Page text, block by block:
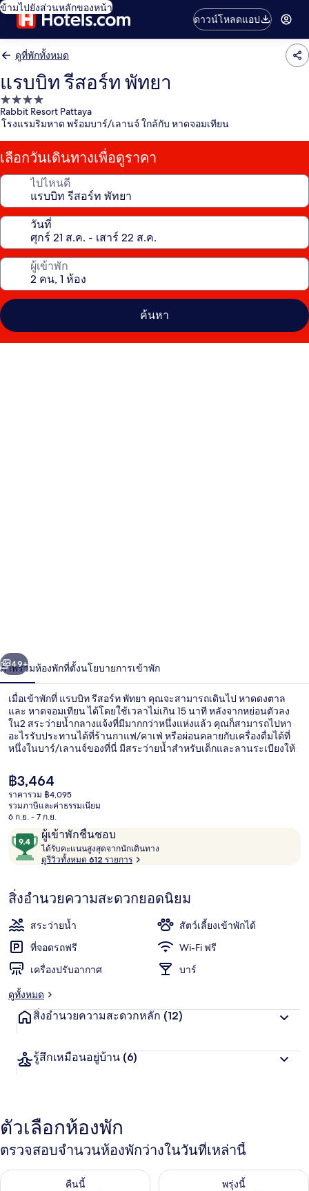
ข้ามไปยังส่วนหลักของหน้า
ดาวน์โหลดแอป
ดูที่พักทั้งหมด
แรบบิท รีสอร์ท พัทยา
ที่พัก
4.0
Rabbit Resort Pattaya
โรงแรมริมหาด พร้อมบาร์/เลานจ์ ใกล้กับ หาดจอมเทียน
เลือกวันเดินทางเพื่อดูราคา
ไปไหนดี
วันที่
ผู้เข้าพัก
ค้นหา
า
ถัดไป
49+
ภาพรวมห้องพักที่ตั้งนโยบายการเข้าพัก
เมื่อเข้าพักที่ แรบบิท รีสอร์ท พัทยา คุณจะสามารถเดินไป หาดดงตาล
และ หาดจอมเทียน ได้โดยใช้เวลาไม่เกิน 15 นาที หลังจากหย่อนตัวลง
ใน2 สระว่ายน้ำกลางแจ้งที่มีมากกว่าหนึ่งแห่งแล้ว คุณก็สามารถไปหา
อะไรรับประทานได้ที่ร้านกาแฟ/คาเฟ่ หรือผ่อนคลายกับเครื่องดื่มได้ที่
หนึ่งในบาร์/เลานจ์ของที่นี่ มีสระว่ายน้ำสำหรับเด็กและลานระเบียงให้
นักเดินทางหลายคนถูกใจพนักงาน
ราคา
ปัจจุบัน
฿3,464
฿3,464
ราคารวม ฿4,095
รวมภาษีและค่าธรรมเนียม
6 ก.ย. - 7 ก.ย.
รีวิว ผู้เข้าพักชื่นชอบ
9.4
จาก
10,
เข้า
ชอบ
ได้รับคะแนนสูงสุดจากนักเดินทาง
ค
แ
น
น
ง
จ
า
ดูรีวิวทั้งหมด 612 รายการ
สิ่งอำนวยความสะดวกยอดนิยม
สระว่ายน้ำ
สัตว์เลี้ยงเข้าพักได้
ที่จอดรถฟรี
Wi-Fi ฟรี
เครื่องปรับอากาศ
บาร์
ดูทั้งหมด
สิ่งอำนวยความสะดวกหลัก (12)
รู้สึกเหมือนอยู่บ้าน (6)
ตัวเลือกห้องพัก
ตรวจสอบจำนวนห้องพักว่างในวันที่เหล่านี้
คืนนี้
ตรวจสอบจำนวนห้องพักว่างในคืนนี้ ส.ค. 7 - ส.ค. 8พรุ่งนี้
ตรวจสอบจำนวนห้องพักว่างใน